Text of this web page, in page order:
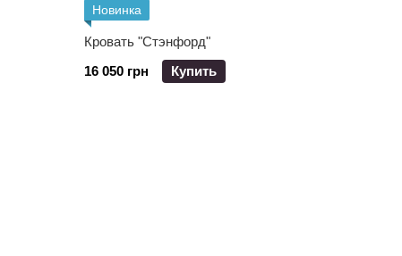
Новинка
Кровать "Стэнфорд"
16 050 грн
Купить